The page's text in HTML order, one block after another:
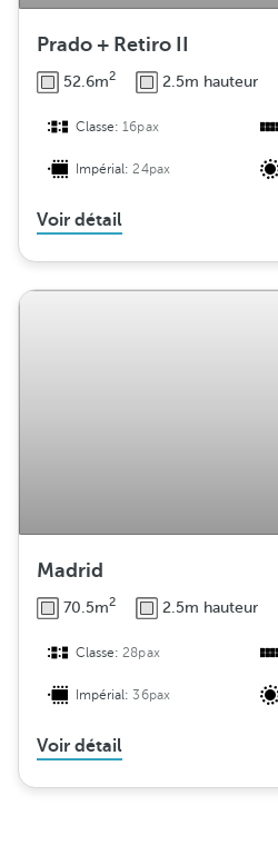
Prado + Retiro II
52.6m2 2.5m hauteur
Classe:16pax
Impérial:24pax
Voir détail
Madrid
70.5m2 2.5m hauteur
Classe:28pax
Impérial:36pax
Voir détail